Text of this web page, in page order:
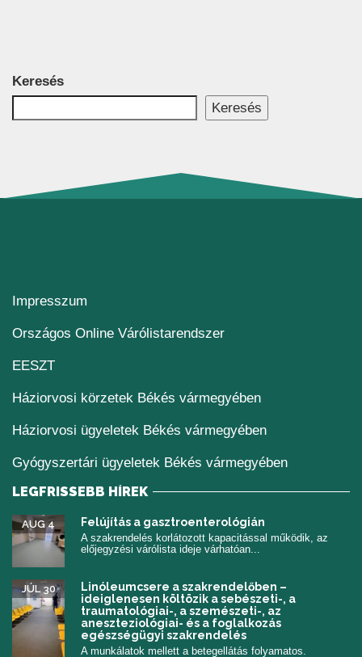
Keresés
Keresés
Impresszum
Országos Online Várólistarendszer(új ablakban nyílik
EESZT(új ablakban nyílik meg)
Háziorvosi körzetek Békés vármegyében
Háziorvosi ügyeletek Békés vármegyében
Gyógyszertári ügyeletek Békés vármegyében
LEGFRISSEBB HÍREK
Felújítás a gasztroenterológián
AUG 4
A szakrendelés korlátozott kapacitással működik, az
előjegyzési várólista ideje várhatóan...
Linóleumcsere a szakrendelőben –
ideiglenesen költözik a sebészeti-, a
traumatológiai-, a szemészeti-, az
aneszteziológiai- és a foglalkozás
egészségügyi szakrendelés
JÚL 30
A munkálatok mellett a betegellátás folyamatos.